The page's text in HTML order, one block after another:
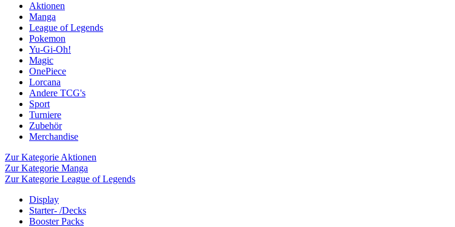
Aktionen
Manga
League of Legends
Pokemon
Yu-Gi-Oh!
Magic
OnePiece
Lorcana
Andere TCG's
Sport
Turniere
Zubehör
Merchandise
Zur Kategorie Aktionen
Zur Kategorie Manga
Zur Kategorie League of Legends
Display
Starter- /Decks
Booster Packs